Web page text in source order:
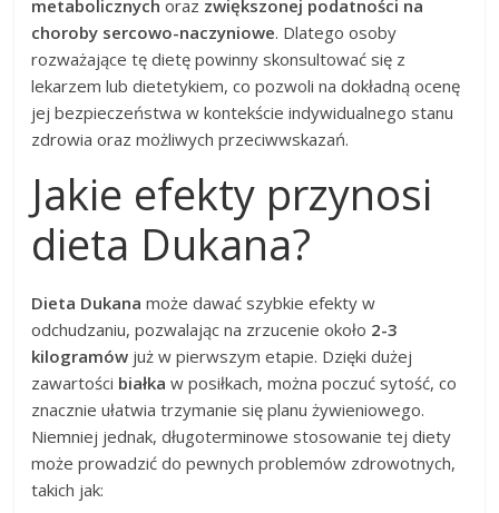
metabolicznych oraz zwiększonej podatności na
choroby sercowo-naczyniowe. Dlatego osoby
rozważające tę dietę powinny skonsultować się z
lekarzem lub dietetykiem, co pozwoli na dokładną ocenę
jej bezpieczeństwa w kontekście indywidualnego stanu
zdrowia oraz możliwych przeciwwskazań.
Jakie efekty przynosi
dieta Dukana?
Dieta Dukana może dawać szybkie efekty w
odchudzaniu, pozwalając na zrzucenie około 2-3
kilogramów już w pierwszym etapie. Dzięki dużej
zawartości białka w posiłkach, można poczuć sytość, co
znacznie ułatwia trzymanie się planu żywieniowego.
Niemniej jednak, długoterminowe stosowanie tej diety
może prowadzić do pewnych problemów zdrowotnych,
takich jak: